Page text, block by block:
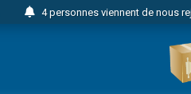
4 personnes viennent de nous
Odaya vient de donner son
3 personnes viennent de